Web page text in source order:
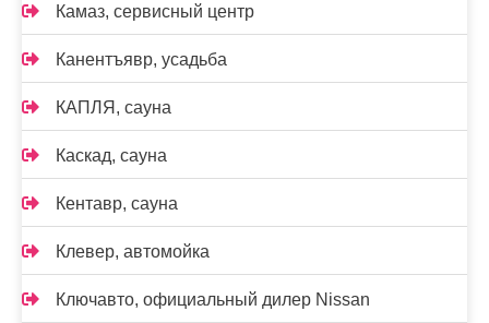
Камаз, сервисный центр
Канентъявр, усадьба
КАПЛЯ, сауна
Каскад, сауна
Кентавр, сауна
Клевер, автомойка
Ключавто, официальный дилер Nissan